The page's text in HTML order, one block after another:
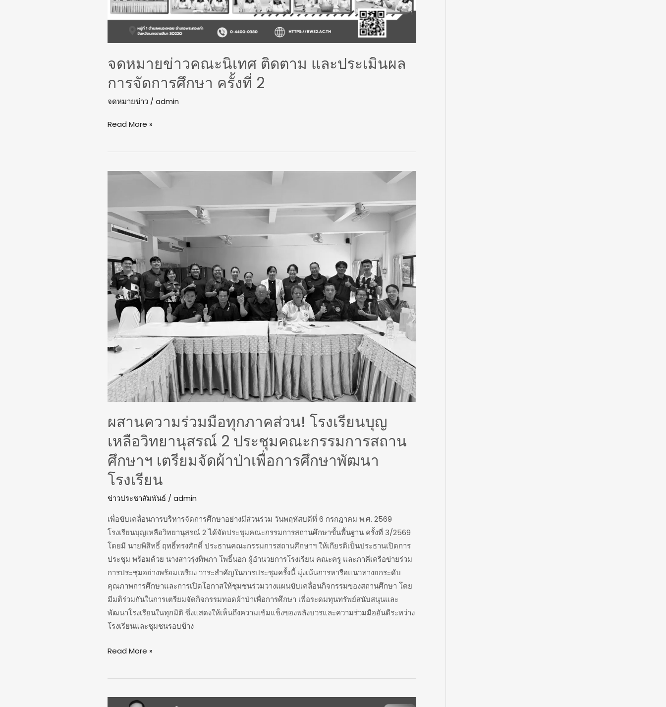
จดหมายข่าวคณะนิเทศ ติดตาม และประเมินผล
การจัดการศึกษา ครั้งที่ 2
จดหมายข่าว /admin
Read More »
ผสานความร่วมมือทุกภาคส่วน! โรงเรียนบุญ
เหลือวิทยานุสรณ์ 2 ประชุมคณะกรรมการสถาน
ศึกษาฯ เตรียมจัดผ้าป่าเพื่อการศึกษาพัฒนา
โรงเรียน
ข่าวประชาสัมพันธ์ / admin
เพื่อขับเคลื่อนการบริหารจัดการศึกษาอย่างมีส่วนร่วม วันพฤหัสบดีที่ 6 กรกฎาคม พ.ศ. 2569
โรงเรียนบุญเหลือวิทยานุสรณ์ 2 ได้จัดประชุมคณะกรรมการสถานศึกษาขั้นพื้นฐาน ครั้งที่ 3/2569
โดยมี นายพิสิทธิ์ ฤทธิ์ทรงศักดิ์ ประธานคณะกรรมการสถานศึกษาฯ ให้เกียรติเป็นประธานเปิดการ
ประชุม พร้อมด้วย นางสาวรุ่งทิพภา โพธิ์นอก ผู้อำนวยการโรงเรียน คณะครู และภาคีเครือข่ายร่วม
การประชุมอย่างพร้อมเพรียง วาระสำคัญในการประชุมครั้งนี้ มุ่งเน้นการหารือแนวทางยกระดับ
คุณภาพการศึกษาและการเปิดโอกาสให้ชุมชนร่วมวางแผนขับเคลื่อนกิจกรรมของสถานศึกษา โดย
มีมติร่วมกันในการเตรียมจัดกิจกรรมทอดผ้าป่าเพื่อการศึกษา เพื่อระดมทุนทรัพย์สนับสนุนและ
พัฒนาโรงเรียนในทุกมิติ ซึ่งแสดงให้เห็นถึงความเข้มแข็งของพลังบวรและความร่วมมืออันดีระหว่าง
โรงเรียนและชุมชนรอบข้าง
มือ
ทุก
ภาค
ส่วน!
โรงเรียน
บุญ
เหลือ
วิทยา
นุ
สรณ์
2
คณะ
กรรมการ
สถาน
ศึกษาฯ
เตรียม
จัด
ผ้าป่า
เพื่อ
การ
ศึกษา
โรงเรียน
Read More »
จดหมาย